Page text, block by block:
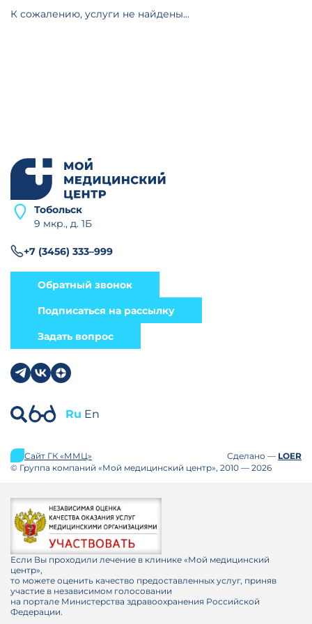
К сожалению, услуги не найдены...
+7 (3456) 333–999
Тобольск
9 мкр., д. 1Б
Обратный звонок
Подписаться на рассылку
Задать вопрос
Ru En
Сайт ГК «ММЦ» Сделано — LOER
© Группа компаний «Мой медицинский центр», 2010 — 2026
Если Вы проходили лечение в клинике «Мой медицинский
центр»,
то можете оценить качество предоставленных услуг, приняв
участие в независимом голосовании
на портале Министерства здравоохранения Российской
Федерации.